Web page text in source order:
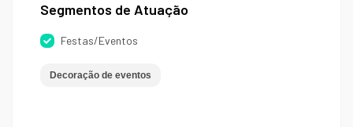
Segmentos de Atuação
Festas/Eventos
Decoração de eventos